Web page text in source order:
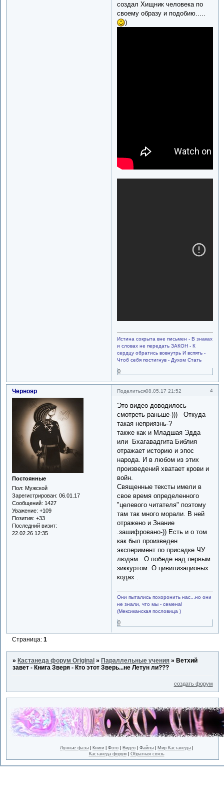
создал Хищник человека по
своему образу и подобию.....
)
Истина сокрыта вне письмен - В знаках
и словах не передать ЗАКОН - К
сердцу обратись вовнутрь И вспять -
Чтоб себя постигнув - Духом Стать
0
Поделиться 4
08.05.17 21:52
Чернояр
Постоянные
Пол: Мужской
Зарегистрирован: 06.01.17
Сообщений: 1427
Уважение: +109
Позитив: +33
Последний визит:
22.02.26 12:35
Это видео доводилось
смотреть раньше-))) Откуда
такая неприязнь-?
также как и Младшая Эдда
или Бхагавадгита Библия
отражает историю и эпос
народа. И в любом из этих
произведений хватает крови и
войн.
Священные тексты имели в
свое время определенного
"целевого читателя" поэтому
там так много морали. В ней
отражено и Знание
.зашифровано-)) Есть и о том
как был произведен
эксперимент по присадке ЧУ
людям . О победе над первым
зиккуртом. О цивилизационых
кодах .
Они пытались похоронить нас...но они
не знали, что мы - семена!
(Мексиканская пословица )
0
Страница:1
» Кастанеда форум Original » Параллельные учения » Ветхий
завет - Книга Зверя - Кто этот Зверь...не Летун ли???
создать форум
Лунные фазы Книги Фото Видео Файлы Мир Кастанеды
Кастанеда форум| Обратная связь